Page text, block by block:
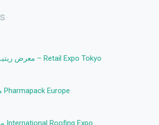
معرض ريتيـل إكسبو طوكيو 2026 – Retail Expo Tokyo
معرض فارماباك أوروبا Pharmapack Europe
معرض الأسقف الدولي International Roofing Expo